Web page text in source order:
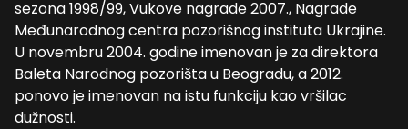
sezona 1998/99, Vukove nagrade 2007., Nagrade
Međunarodnog centra pozorišnog instituta Ukrajine.
U novembru 2004. godine imenovan je za direktora
Baleta Narodnog pozorišta u Beogradu, a 2012.
ponovo je imenovan na istu funkciju kao vršilac
dužnosti.